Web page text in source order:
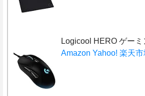
Logicool HERO ゲー
Amazon Yahoo! 楽天市